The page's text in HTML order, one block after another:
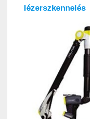
lézerszkennelés